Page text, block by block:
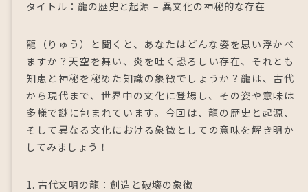
タイトル：龍の歴史と起源 – 異文化の神秘的な存在
龍（りゅう）と聞くと、あなたはどんな姿を思い浮かべ
ますか？天空を舞い、炎を吐く恐ろしい存在、それとも
知恵と神秘を秘めた知識の象徴でしょうか？龍は、古代
から現代まで、世界中の文化に登場し、その姿や意味は
多様で謎に包まれています。今回は、龍の歴史と起源、
そして異なる文化における象徴としての意味を解き明か
してみましょう！
1. 古代文明の龍：創造と破壊の象徴